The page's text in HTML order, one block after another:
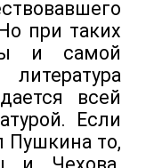
при таких
и самой
всей
Если
Пушкина то,